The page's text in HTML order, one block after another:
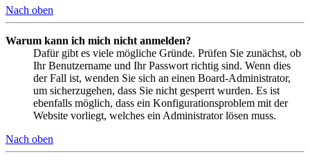
Nach oben
Warum kann ich mich nicht anmelden?
Dafür gibt es viele mögliche Gründe. Prüfen Sie zunächst, ob
Ihr Benutzername und Ihr Passwort richtig sind. Wenn dies
der Fall ist, wenden Sie sich an einen Board-Administrator,
um sicherzugehen, dass Sie nicht gesperrt wurden. Es ist
ebenfalls möglich, dass ein Konfigurationsproblem mit der
Website vorliegt, welches ein Administrator lösen muss.
Nach oben